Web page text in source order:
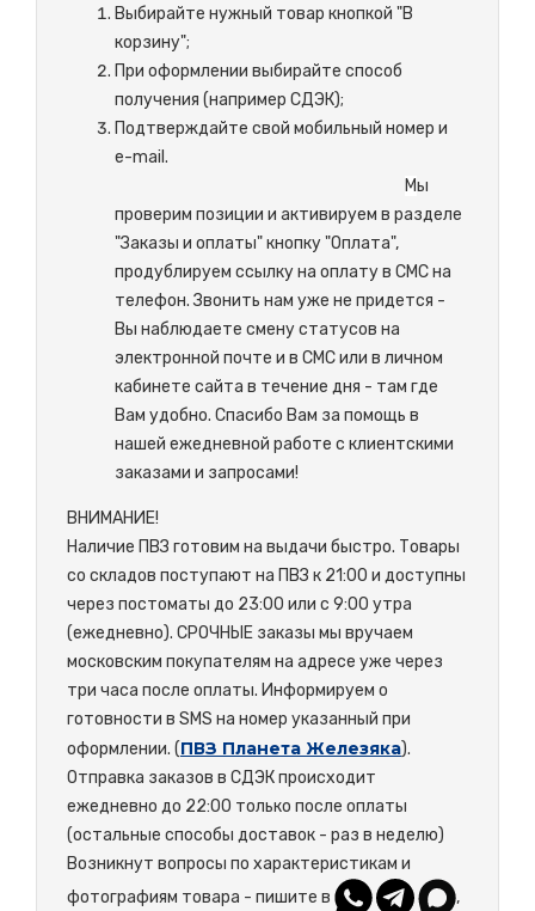
Выбирайте нужный товар кнопкой "В
корзину";
При оформлении выбирайте способ
получения (например СДЭК);
Подтверждайте свой мобильный номер и
e-mail.
Мы
проверим позиции и активируем в разделе
"Заказы и оплаты" кнопку "Оплата",
продублируем ссылку на оплату в СМС на
телефон. Звонить нам уже не придется -
Вы наблюдаете смену статусов на
электронной почте и в СМС или в личном
кабинете сайта в течение дня - там где
Вам удобно. Спасибо Вам за помощь в
нашей ежедневной работе с клиентскими
заказами и запросами!
ВНИМАНИЕ!
Наличие ПВЗ готовим на выдачи быстро. Товары
со складов поступают на ПВЗ к 21:00 и доступны
через постоматы до 23:00 или с 9:00 утра
(ежедневно). СРОЧНЫЕ заказы мы вручаем
московским покупателям на адресе уже через
три часа после оплаты. Информируем о
готовности в SMS на номер указанный при
оформлении. (ПВЗ Планета Железяка).
Отправка заказов в СДЭК происходит
ежедневно до 22:00 только после оплаты
(остальные способы доставок - раз в неделю)
Возникнут вопросы по характеристикам и
фотографиям товара - пишите в
,